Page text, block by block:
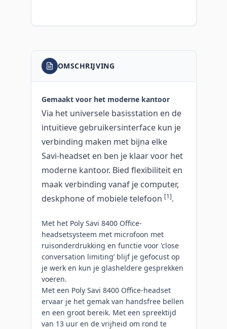
OMSCHRIJVING
Gemaakt voor het moderne kantoor
Via het universele basisstation en de
intuïtieve gebruikersinterface kun je
verbinding maken met bijna elke
Savi-headset en ben je klaar voor het
moderne kantoor. Bied flexibiliteit en
maak verbinding vanaf je computer,
deskphone of mobiele telefoon [1].
Met het Poly Savi 8400 Office-
headsetsysteem met microfoon met
ruisonderdrukking en functie voor 'close
conversation limiting’ blijf je gefocust op
je werk en kun je glasheldere gesprekken
voeren.
Met een Poly Savi 8400 Office-headset
ervaar je het gemak van handsfree bellen
en een groot bereik. Met een spreektijd
van 13 uur en de vrijheid om rond te